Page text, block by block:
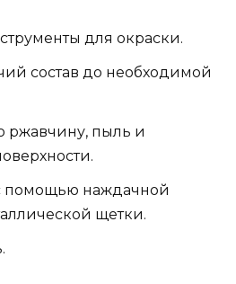
для окраски.
состав до необходимой
ржавчину, пыль и
помощью наждачной
щетки.